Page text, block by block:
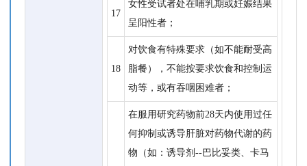
17
女性受试者处在哺乳期或妊娠结果
呈阳性者；
18
对饮食有特殊要求（如不能耐受高
脂餐），不能按要求饮食和控制运
动等，或有吞咽困难者；
在服用研究药物前28天内使用过任
何抑制或诱导肝脏对药物代谢的药
物（如：诱导剂--巴比妥类、卡马